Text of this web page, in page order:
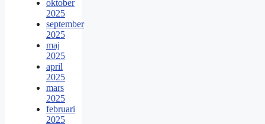
oktober
2025
september
2025
maj
2025
april
2025
mars
2025
februari
2025